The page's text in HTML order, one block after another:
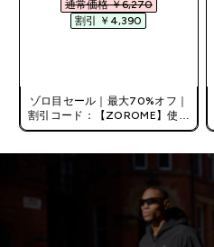
通常価格 ￥6,270‎
割引 ￥4,390‎
ゾロ目セール｜最大70%オフ｜
割引コード：【ZOROME】使用
で追加10%オフ！